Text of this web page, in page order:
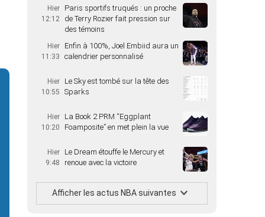
Hier
12:12
Paris sportifs truqués : un proche
de Terry Rozier fait pression sur
des témoins
Hier
11:33
Enfin à 100%, Joel Embiid aura un
calendrier personnalisé
Hier
10:55
Le Sky est tombé sur la tête des
Sparks
Hier
10:20
La Book 2 PRM “Eggplant
Foamposite” en met plein la vue
Hier
9:48
Le Dream étouffe le Mercury et
renoue avec la victoire
Afficher les actus NBA suivantes